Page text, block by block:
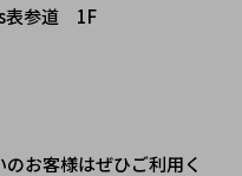
参道　1F
お客様はぜひご利用く